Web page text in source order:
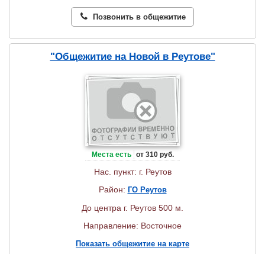
Позвонить в общежитие
"Общежитие на Новой в Реутове"
Места есть от 310 руб.
Нас. пункт: г. Реутов
Район: ГО Реутов
До центра г. Реутов 500 м.
Направление: Восточное
Показать общежитие на карте